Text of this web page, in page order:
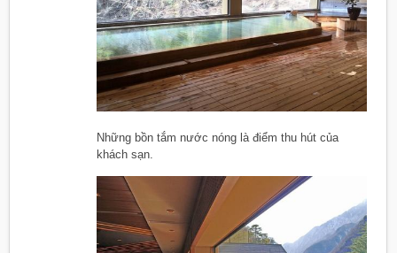
Những bồn tắm nước nóng là điểm thu hút của
khách sạn.